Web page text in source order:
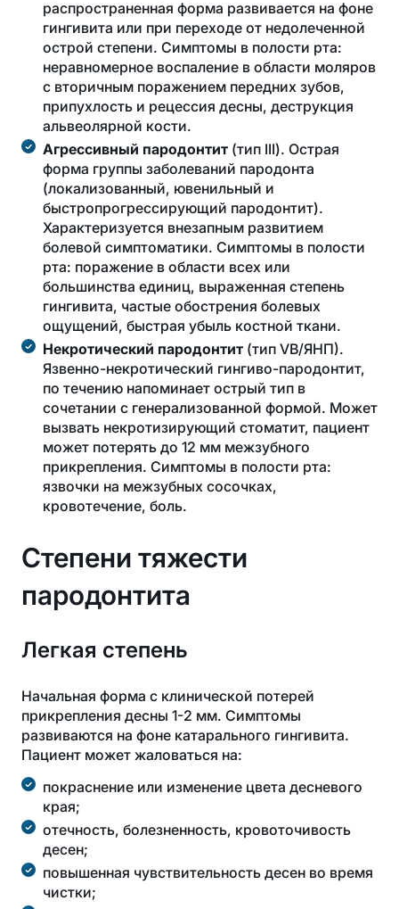
распространенная форма развивается на фоне
гингивита или при переходе от недолеченной
острой степени. Симптомы в полости рта:
неравномерное воспаление в области моляров
с вторичным поражением передних зубов,
припухлость и рецессия десны, деструкция
альвеолярной кости.
Агрессивный пародонтит (тип III). Острая
форма группы заболеваний пародонта
(локализованный, ювенильный и
быстропрогрессирующий пародонтит).
Характеризуется внезапным развитием
болевой симптоматики. Симптомы в полости
рта: поражение в области всех или
большинства единиц, выраженная степень
гингивита, частые обострения болевых
ощущений, быстрая убыль костной ткани.
Некротический пародонтит (тип VB/ЯНП).
Язвенно-некротический гингиво-пародонтит,
по течению напоминает острый тип в
сочетании с генерализованной формой. Может
вызвать некротизирующий стоматит, пациент
может потерять до 12 мм межзубного
прикрепления. Симптомы в полости рта:
язвочки на межзубных сосочках,
кровотечение, боль.
Степени тяжести
пародонтита
Легкая степень
Начальная форма с клинической потерей
прикрепления десны 1-2 мм. Симптомы
развиваются на фоне катарального гингивита.
Пациент может жаловаться на:
покраснение или изменение цвета десневого
края;
отечность, болезненность, кровоточивость
десен;
повышенная чувствительность десен во время
чистки;